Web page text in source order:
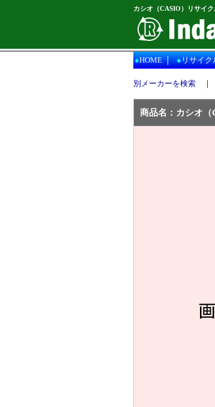
カシオ（CASIO）リサイ
●HOME｜ ●リサイク
別メーカーを検索 ｜
商品名： カシオ（